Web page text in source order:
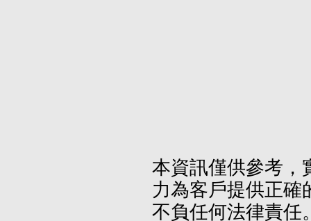
本資訊僅供參考，
力為客戶提供正確
不負任何法律責任